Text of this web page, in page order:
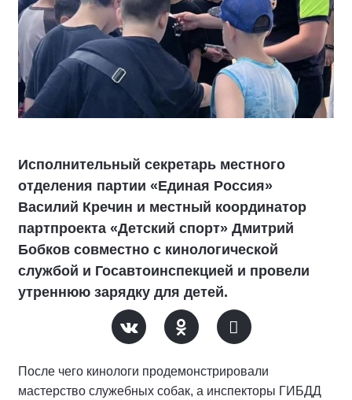
Исполнительный секретарь местного
отделения партии «Единая Россия»
Василий Кречин и местный координатор
партпроекта «Детский спорт» Дмитрий
Бобков совместно с кинологической
службой и Госавтоинспекцией и провели
утреннюю зарядку для детей.
После чего кинологи продемонстрировали
мастерство служебных собак, а инспекторы ГИБДД